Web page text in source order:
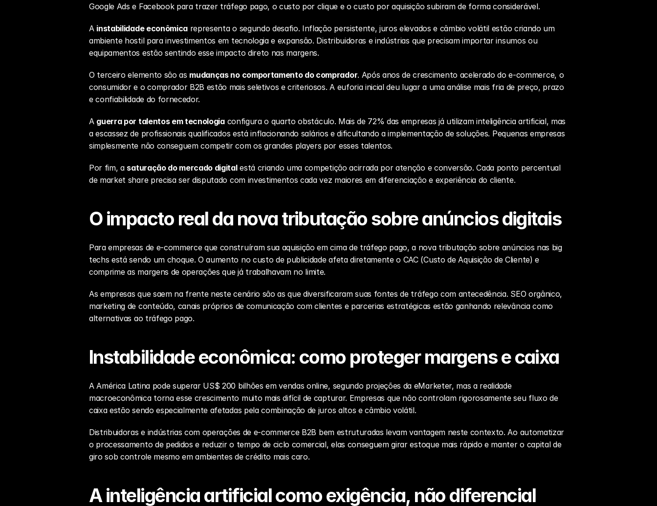
Google Ads e Facebook para trazer tráfego pago, o custo por clique e o custo por aquisição subiram de forma considerável.
A instabilidade econômica representa o segundo desafio. Inflação persistente, juros elevados e câmbio volátil estão criando um
ambiente hostil para investimentos em tecnologia e expansão. Distribuidoras e indústrias que precisam importar insumos ou
equipamentos estão sentindo esse impacto direto nas margens.
O terceiro elemento são as mudanças no comportamento do comprador. Após anos de crescimento acelerado do e-commerce, o
consumidor e o comprador B2B estão mais seletivos e criteriosos. A euforia inicial deu lugar a uma análise mais fria de preço, prazo
e confiabilidade do fornecedor.
A guerra por talentos em tecnologia configura o quarto obstáculo. Mais de 72% das empresas já utilizam inteligência artificial, mas
a escassez de profissionais qualificados está inflacionando salários e dificultando a implementação de soluções. Pequenas empresas
simplesmente não conseguem competir com os grandes players por esses talentos.
Por fim, a saturação do mercado digital está criando uma competição acirrada por atenção e conversão. Cada ponto percentual
de market share precisa ser disputado com investimentos cada vez maiores em diferenciação e experiência do cliente.
O impacto real da nova tributação sobre anúncios digitais
Para empresas de e-commerce que construíram sua aquisição em cima de tráfego pago, a nova tributação sobre anúncios nas big
techs está sendo um choque. O aumento no custo de publicidade afeta diretamente o CAC (Custo de Aquisição de Cliente) e
comprime as margens de operações que já trabalhavam no limite.
As empresas que saem na frente neste cenário são as que diversificaram suas fontes de tráfego com antecedência. SEO orgânico,
marketing de conteúdo, canais próprios de comunicação com clientes e parcerias estratégicas estão ganhando relevância como
alternativas ao tráfego pago.
Instabilidade econômica: como proteger margens e caixa
A América Latina pode superar US$ 200 bilhões em vendas online, segundo projeções da eMarketer, mas a realidade
macroeconômica torna esse crescimento muito mais difícil de capturar. Empresas que não controlam rigorosamente seu fluxo de
caixa estão sendo especialmente afetadas pela combinação de juros altos e câmbio volátil.
Distribuidoras e indústrias com operações de e-commerce B2B bem estruturadas levam vantagem neste contexto. Ao automatizar
o processamento de pedidos e reduzir o tempo de ciclo comercial, elas conseguem girar estoque mais rápido e manter o capital de
giro sob controle mesmo em ambientes de crédito mais caro.
A inteligência artificial como exigência, não diferencial